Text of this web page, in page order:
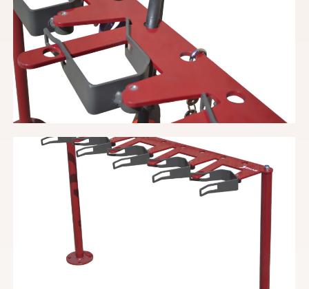
Dirección de envío
CP
Localidad
Datos facturación (indicar dirección completa y